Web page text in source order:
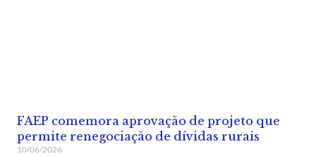
FAEP comemora aprovação de projeto que
permite renegociação de dívidas rurais
10/06/2026